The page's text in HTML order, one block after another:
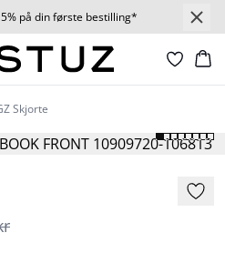
på din første bestilling*
Skjorte